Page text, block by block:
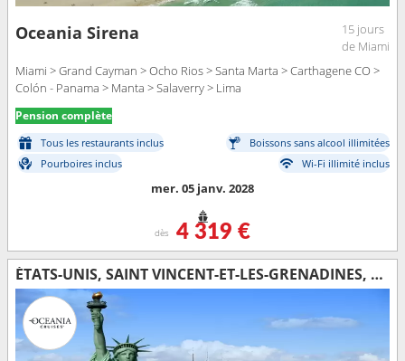
Oceania Sirena
15 jours
de Miami
Miami > Grand Cayman > Ocho Rios > Santa Marta > Carthagene CO >
Colón - Panama > Manta > Salaverry > Lima
Pension complète
Tous les restaurants inclus
Boissons sans alcool illimitées
Pourboires inclus
Wi-Fi illimité inclus
mer. 05 janv. 2028
dès 4 319 €
ÉTATS-UNIS, SAINT VINCENT-ET-LES-GRENADINES, ANTIGUA-ET-BARBUDA, GUADELOUPE, BONAIRE, ARUBA, JAMAÏQUE, CAÏMANS (ÎLES)